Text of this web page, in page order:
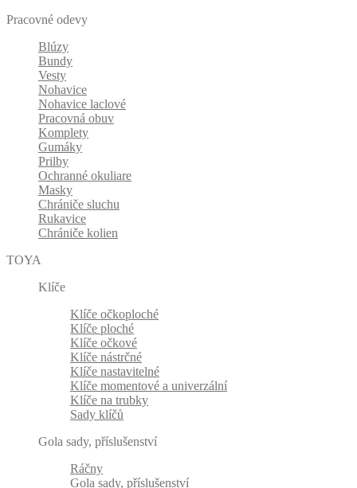
Pracovné odevy
Blúzy
Bundy
Vesty
Nohavice
Nohavice laclové
Pracovná obuv
Komplety
Gumáky
Prilby
Ochranné okuliare
Masky
Chrániče sluchu
Rukavice
Chrániče kolien
TOYA
Klíče
Klíče očkoploché
Klíče ploché
Klíče očkové
Klíče nástrčné
Klíče nastavitelné
Klíče momentové a univerzální
Klíče na trubky
Sady klíčů
Gola sady, příslušenství
Ráčny
Gola sady, příslušenství